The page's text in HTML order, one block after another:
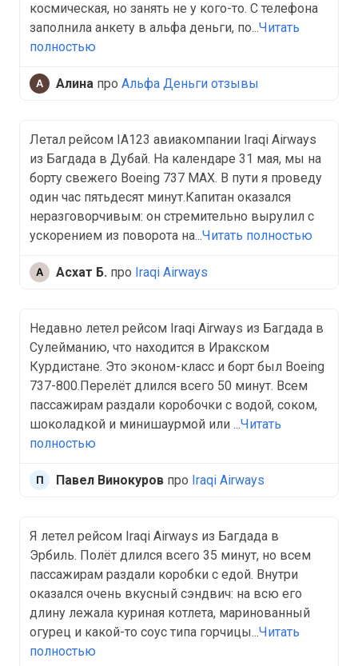
космическая, но занять не у кого-то. С телефона
заполнила анкету в альфа деньги, по...Читать
полностью
Алина про Альфа Деньги отзывы
Летал рейсом IA123 авиакомпании Iraqi Airways
из Багдада в Дубай. На календаре 31 мая, мы на
борту свежего Boeing 737 MAX. В пути я проведу
один час пятьдесят минут.Капитан оказался
неразговорчивым: он стремительно вырулил с
ускорением из поворота на...Читать полностью
Асхат Б. про Iraqi Airways
Недавно летел рейсом Iraqi Airways из Багдада в
Сулейманию, что находится в Иракском
Курдистане. Это эконом-класс и борт был Boeing
737-800.Перелёт длился всего 50 минут. Всем
пассажирам раздали коробочки с водой, соком,
шоколадкой и минишаурмой или ...Читать
полностью
Павел Винокуров про Iraqi Airways
Я летел рейсом Iraqi Airways из Багдада в
Эрбиль. Полёт длился всего 35 минут, но всем
пассажирам раздали коробки с едой. Внутри
оказался очень вкусный сэндвич: на всю его
длину лежала куриная котлета, маринованный
огурец и какой-то соус типа горчицы...Читать
полностью